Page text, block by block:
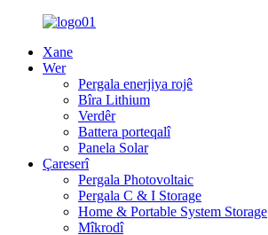
Xane
Wer
Pergala enerjiya rojê
Bîra Lithium
Verdêr
Battera porteqalî
Panela Solar
Çareserî
Pergala Photovoltaic
Pergala C & I Storage
Home & Portable System Storage
Mîkrodî